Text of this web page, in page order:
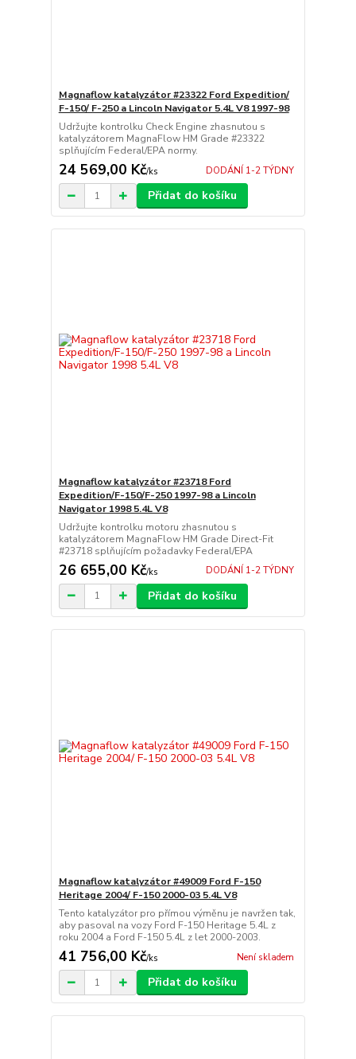
Magnaflow katalyzátor #23322 Ford Expedition/
F-150/ F-250 a Lincoln Navigator 5.4L V8 1997-98
Udržujte kontrolku Check Engine zhasnutou s
katalyzátorem MagnaFlow HM Grade #23322
splňujícím Federal/EPA normy.
24 569,00 Kč/ks DODÁNÍ 1-2 TÝDNY
Přidat do košíku
Magnaflow katalyzátor #23718 Ford
Expedition/F-150/F-250 1997-98 a Lincoln
Navigator 1998 5.4L V8
Udržujte kontrolku motoru zhasnutou s
katalyzátorem MagnaFlow HM Grade Direct-Fit
#23718 splňujícím požadavky Federal/EPA
26 655,00 Kč/ks DODÁNÍ 1-2 TÝDNY
Přidat do košíku
Magnaflow katalyzátor #49009 Ford F-150
Heritage 2004/ F-150 2000-03 5.4L V8
Tento katalyzátor pro přímou výměnu je navržen tak,
aby pasoval na vozy Ford F-150 Heritage 5.4L z
roku 2004 a Ford F-150 5.4L z let 2000-2003.
41 756,00 Kč/ks Není skladem
Přidat do košíku